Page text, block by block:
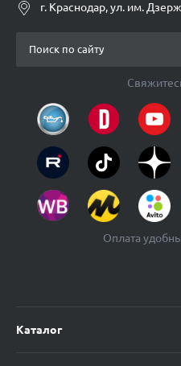
г. Краснодар, ул. им.
Каталог
Оплата